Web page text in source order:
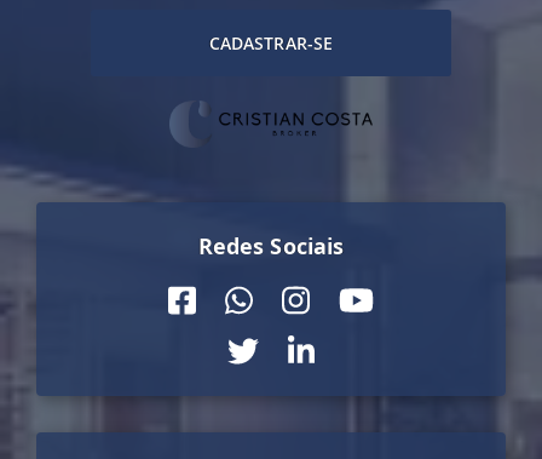
CADASTRAR-SE
Redes Sociais